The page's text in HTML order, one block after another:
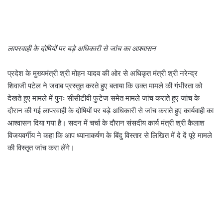
लापरवाही के दोषियों पर बड़े अधिकारी से जांच का आश्वासन
प्रदेश के मुख्यमंत्री श्री मोहन यादव की ओर से अधिकृत मंत्री श्री नरेन्द्र
शिवाजी पटेल ने जवाब प्रस्तुत करते हुए बताया कि उक्त मामले की गंभीरता को
देखते हुए मामले में पुनः सीसीटीवी फुटेज समेत मामले जांच कराते हुए जांच के
दौरान की गई लापरवाही के दोषियों पर बड़े अधिकारी से जांच कराते हुए कार्यवाही का
आश्वासन दिया गया है। सदन में चर्चा के दौरान संसदीय कार्य मंत्री श्री कैलाश
विजयवर्गीय ने कहा कि आप ध्यानाकर्षण के बिंदु विस्तार से लिखित में दे दें पूरे मामले
की विस्तृत जांच करा लेंगे।